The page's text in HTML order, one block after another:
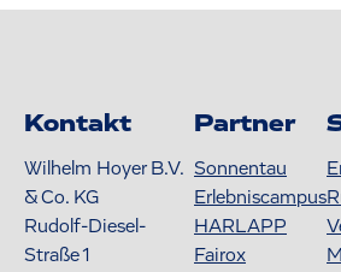
Kontakt
Wilhelm Hoyer B.V.
& Co. KG
Rudolf-Diesel-
Straße 1
Partner
Sonnentau
Erlebniscampus
HARLAPP
Fairox